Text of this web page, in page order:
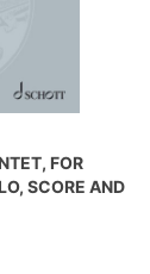
FOR
SCORE AND